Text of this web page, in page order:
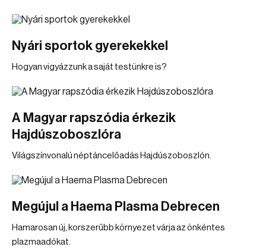
Nyári sportok gyerekekkel
Hogyan vigyázzunk a saját testünkre is?
A Magyar rapszódia érkezik
Hajdúszoboszlóra
Világszínvonalú néptáncelőadás Hajdúszoboszlón.
Megújul a Haema Plasma Debrecen
Hamarosan új, korszerűbb környezet várja az önkéntes
plazmaadókat.